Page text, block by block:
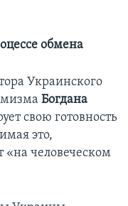
обмена
Украинского
Богдана
свою готовность
это,
человеческом